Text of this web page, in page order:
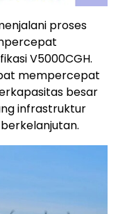
proses
V5000CGH.
mempercepat
besar
infrastruktur